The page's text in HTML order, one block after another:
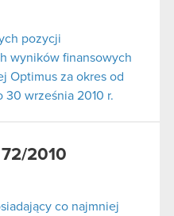
pozycji
wyników finansowych
Optimus za okres od
30 września 2010 r.
2010
co najmniej